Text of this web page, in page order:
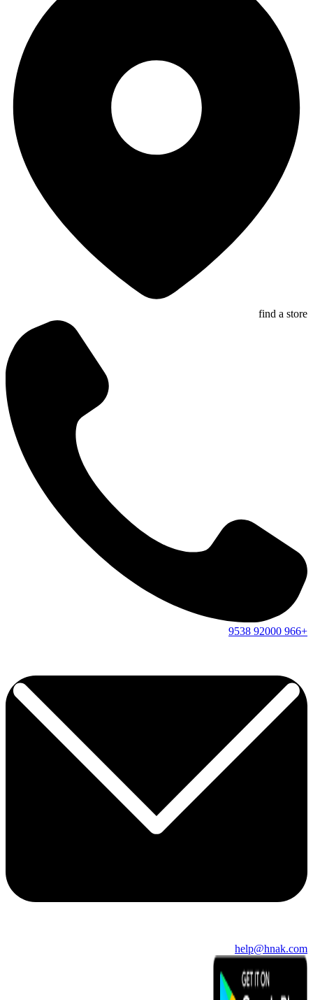
find a store
+966
92000
9538
help@hnak.com